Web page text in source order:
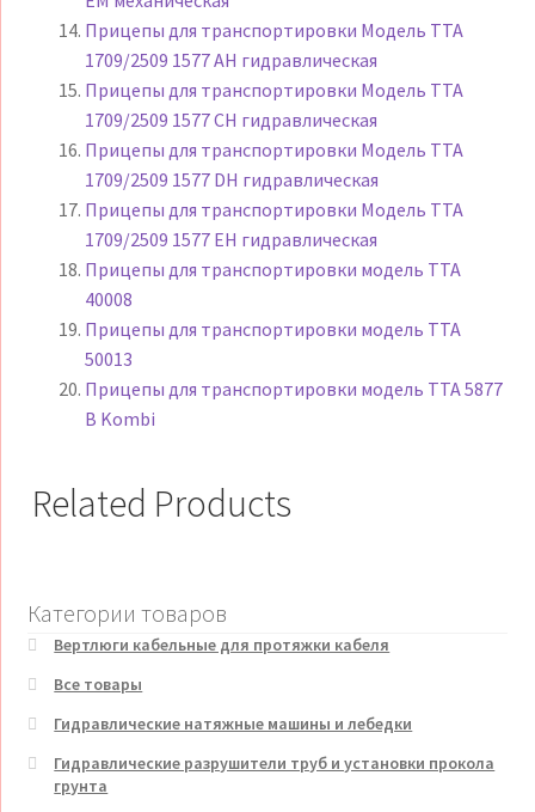
Прицепы для транспортировки Модель TTA
1709/2509 1577 AH гидравлическая
Прицепы для транспортировки Модель TTA
1709/2509 1577 CH гидравлическая
Прицепы для транспортировки Модель TTA
1709/2509 1577 DH гидравлическая
Прицепы для транспортировки Модель TTA
1709/2509 1577 EH гидравлическая
Прицепы для транспортировки модель TTA
40008
Прицепы для транспортировки модель TTA
50013
Прицепы для транспортировки модель TTA 5877
B Kombi
Related Products
Категории товаров
Вертлюги кабельные для протяжки кабеля
Все товары
Гидравлические натяжные машины и лебедки
Гидравлические разрушители труб и установки прокола
грунта